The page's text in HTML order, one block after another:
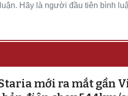
Hãy là người đầu tiên bình
mới ra mắt gần